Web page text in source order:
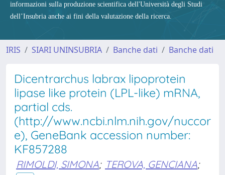
informazioni sulla produzione scientifica dell'Università degli Studi
dell’Insubria anche ai fini della valutazione della ricerca.
IRIS SIARI UNINSUBRIA Banche dati Banche dati
Dicentrarchus labrax lipoprotein
lipase like protein (LPL-like) mRNA,
partial cds.
(http://www.ncbi.nlm.nih.gov/nuccor
e), GeneBank accession number:
KF857288
RIMOLDI, SIMONA; TEROVA, GENCIANA;